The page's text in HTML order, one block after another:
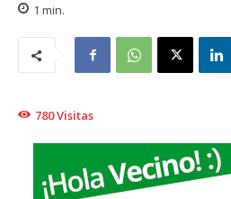
1 min.
780Visitas